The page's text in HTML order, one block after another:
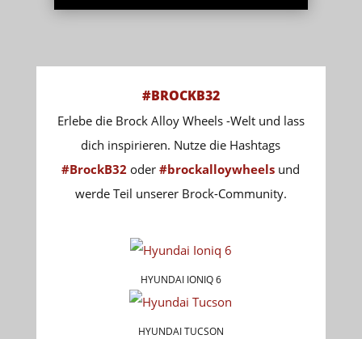
#BROCKB32
Erlebe die Brock Alloy Wheels -Welt und lass
dich inspirieren. Nutze die Hashtags
#BrockB32 oder#brockalloywheels und
werde Teil unserer Brock-Community.
HYUNDAI IONIQ 6
HYUNDAI TUCSON